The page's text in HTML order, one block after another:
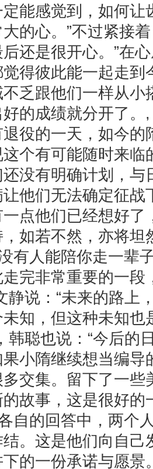
能感觉到，如何让
的心。”不过紧接
还是很开心。”在
得彼此能一起走到
乏跟他们一样从小
好的成绩就分开
役的一天，如今的
个有可能随时来临
没有明确计划，与
他们无法确定征战
点他们已经想好了
如若不然，亦将坦
人能陪你走一辈
完非常重要的一段
静说：“未来的路上
知，但这种未知也
韩聪也说：“今后的
小隋继续想当编导
多交集。留下了一
故事，这是很好的
的回答中，两个
。这是他们向自己
下的一份承诺与